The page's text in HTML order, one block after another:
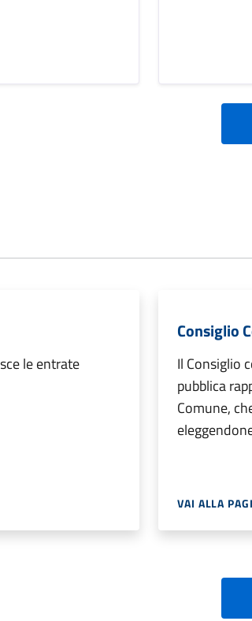
le entrate
Consiglio
Il Consiglio
pubblica
Comune,
VAI ALLA